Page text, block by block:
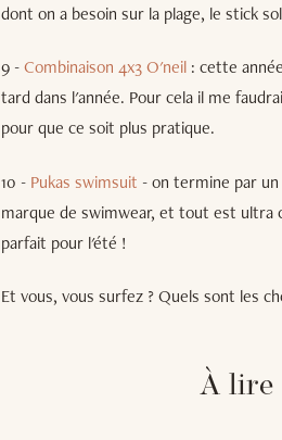
dont on a besoin sur la plage, le stick
9 -Combinaison 4x3 O'neil : cette
tard dans l'année. Pour cela il me
pour que ce soit plus pratique.
10 - Pukas swimsuit - on termine par
marque de swimwear, et tout est ultra
parfait pour l'été !
Et vous, vous surfez ? Quels sont les
À lire